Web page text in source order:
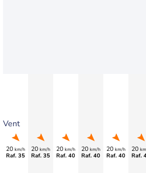
Vent
20 km/h
Raf. 35
20 km/h
Raf. 35
20 km/h
Raf. 40
20 km/h
Raf. 40
20 km/h
Raf. 40
20
Raf.